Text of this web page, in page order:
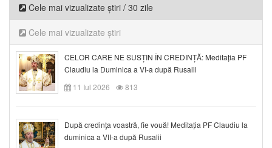
Cele mai vizualizate știri / 30 zile
Cele mai vizualizate știri
CELOR CARE NE SUSȚIN ÎN CREDINȚĂ: Meditația PF
Claudiu la Duminica a VI-a după Rusalii
11 Iul 2026
813
După credinţa voastră, fie vouă! Meditația PF Claudiu la
duminica a VII-a după Rusalii